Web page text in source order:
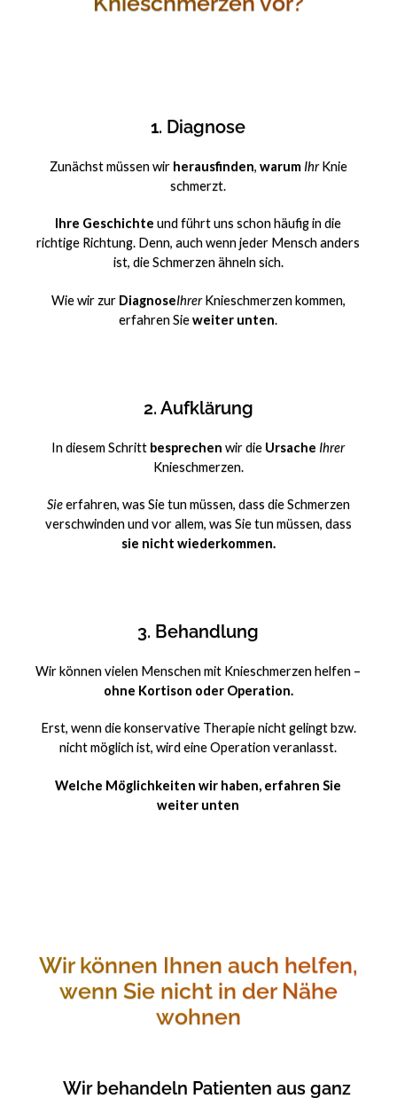
1. Diagnose
Zunächst müssen wir herausfinden, warum IhrKnie
schmerzt.
Ihre Geschichte und führt uns schon häufig in die
richtige Richtung. Denn, auch wenn jeder Mensch anders
ist, die Schmerzen ähneln sich.
Wie wir zur DiagnoseIhrerKnieschmerzen kommen,
erfahren Sieweiter unten.
2. Aufklärung
In diesem Schritt besprechen wir die Ursache Ihrer
Knieschmerzen.
Sieerfahren, was Sie tun müssen, dass die Schmerzen
verschwinden und vor allem, was Sie tun müssen, dass
sie nicht wiederkommen.
3. Behandlung
Wir können vielen Menschen mit Knieschmerzen helfen –
ohne Kortison oder Operation.
Erst, wenn die konservative Therapie nicht gelingt bzw.
nicht möglich ist, wird eine Operation veranlasst.
Welche Möglichkeiten wir haben, erfahren Sie
weiter unten
Wir können Ihnen auch helfen,
wenn Sie nicht in der Nähe
wohnen
Wir behandeln Patienten aus ganz